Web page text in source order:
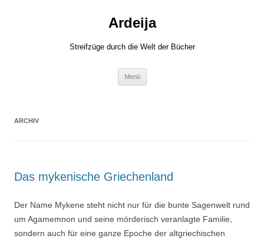
Ardeija
Streifzüge durch die Welt der Bücher
Menü
ARCHIV
Das mykenische Griechenland
Der Name Mykene steht nicht nur für die bunte Sagenwelt rund
um Agamemnon und seine mörderisch veranlagte Familie,
sondern auch für eine ganze Epoche der altgriechischen